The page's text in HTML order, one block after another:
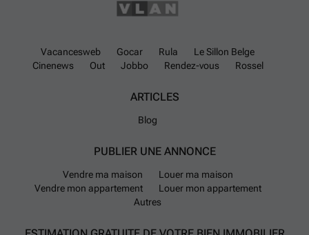
Vacancesweb Gocar Rula
Le Sillon Belge
Cinenews
Out Jobbo Rendez-vous Rossel
ARTICLES
Blog
PUBLIER UNE ANNONCE
Vendre ma maison
Louer ma maison
Vendre mon appartement
Louer mon appartement
Autres